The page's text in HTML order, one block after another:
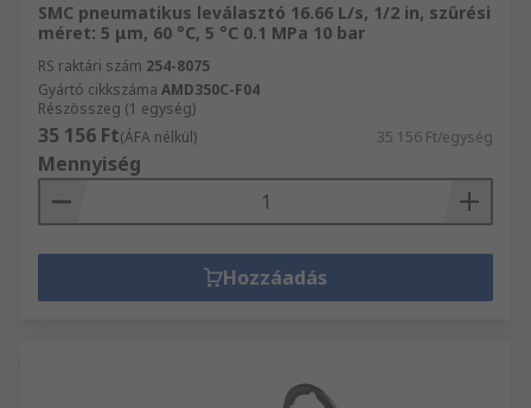
SMC pneumatikus leválasztó 16.66 L/s, 1/2 in, szűrési
méret: 5 μm, 60 °C, 5 °C 0.1 MPa 10 bar
RS raktári szám 254-8075
Gyártó cikkszáma AMD350C-F04
Részösszeg (1 egység)
35 156 Ft(ÁFA nélkül) 35 156 Ft/egység
Mennyiség
Hozzáadás